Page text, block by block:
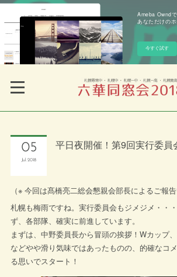
Ameba Owndで
あなただけの
今すぐ試す
05
Jul 2018
平日夜開催！第9回実行委員
（※ 今回は髙橋亮二総会懇親会部長によるご報告
札幌も梅雨ですね。実行委員会もジメジメ・・
ず、各部隊、確実に前進しています。
まずは、中野委員長から冒頭の挨拶！Wカップ
などやや滑り気味ではあったものの、的確なコ
る思いでスタート！